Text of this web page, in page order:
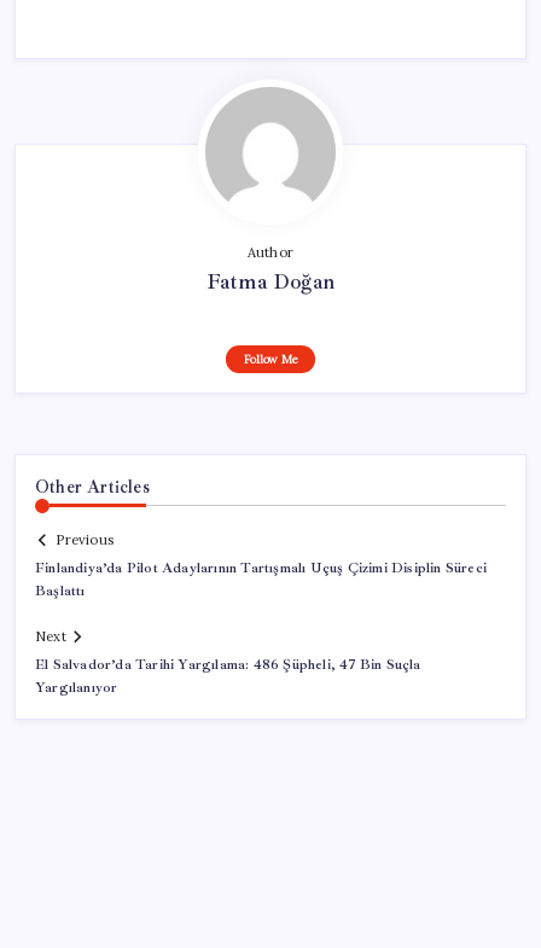
Author
Fatma Doğan
Follow Me
Other Articles
Previous
Finlandiya’da Pilot Adaylarının Tartışmalı Uçuş Çizimi Disiplin Süreci
Başlattı
Next
El Salvador’da Tarihi Yargılama: 486 Şüpheli, 47 Bin Suçla
Yargılanıyor